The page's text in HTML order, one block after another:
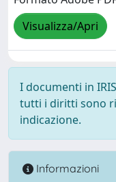
Visualizza/Apri
I documenti in
tutti i diritti sono
indicazione.
Informazioni